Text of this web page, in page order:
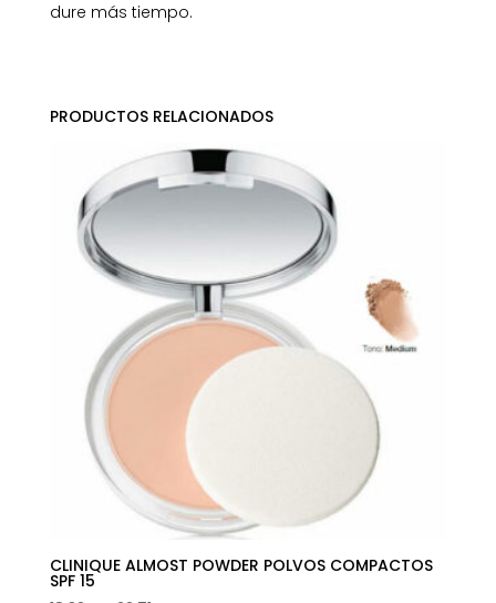
dure más tiempo.
PRODUCTOS RELACIONADOS
CLINIQUE ALMOST POWDER POLVOS COMPACTOS
SPF 15